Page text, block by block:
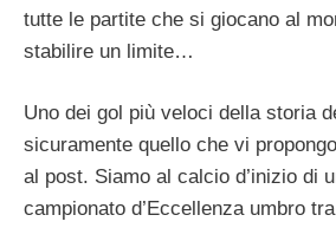
tutte le partite che si giocano al
stabilire un limite…
Uno dei gol più veloci della storia
sicuramente quello che vi
al post. Siamo al calcio d’inizio di
campionato d’Eccellenza umbro tra